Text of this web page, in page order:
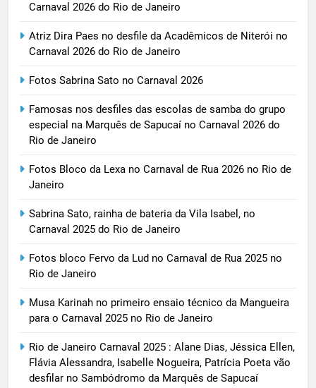
Carnaval 2026 do Rio de Janeiro
Atriz Dira Paes no desfile da Acadêmicos de Niterói no
Carnaval 2026 do Rio de Janeiro
Fotos Sabrina Sato no Carnaval 2026
Famosas nos desfiles das escolas de samba do grupo
especial na Marquês de Sapucaí no Carnaval 2026 do
Rio de Janeiro
Fotos Bloco da Lexa no Carnaval de Rua 2026 no Rio de
Janeiro
Sabrina Sato, rainha de bateria da Vila Isabel, no
Carnaval 2025 do Rio de Janeiro
Fotos bloco Fervo da Lud no Carnaval de Rua 2025 no
Rio de Janeiro
Musa Karinah no primeiro ensaio técnico da Mangueira
para o Carnaval 2025 no Rio de Janeiro
Rio de Janeiro Carnaval 2025 : Alane Dias, Jéssica Ellen,
Flávia Alessandra, Isabelle Nogueira, Patrícia Poeta vão
desfilar no Sambódromo da Marquês de Sapucaí